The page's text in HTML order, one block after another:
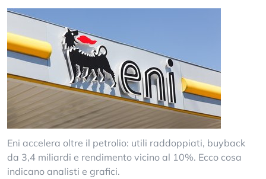
Eni accelera oltre il petrolio: utili raddoppiati, buyback
da 3,4 miliardi e rendimento vicino al 10%. Ecco cosa
indicano analisti e grafici.